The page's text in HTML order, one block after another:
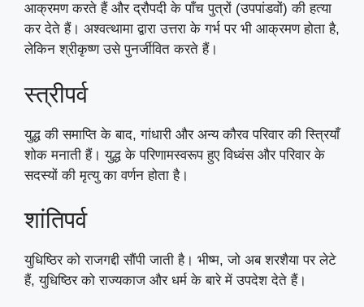
आक्रमण करते हैं और द्रौपदी के पाँच पुत्रों (उपपांडवों) की हत्या
कर देते हैं। अश्वत्थामा द्वारा उत्तरा के गर्भ पर भी आक्रमण होता है,
लेकिन श्रीकृष्ण उसे पुनर्जीवित करते हैं।
स्त्रीपर्व
युद्ध की समाप्ति के बाद, गांधारी और अन्य कौरव परिवार की स्त्रियाँ
शोक मनाती हैं। युद्ध के परिणामस्वरूप हुए विध्वंस और परिवार के
सदस्यों की मृत्यु का वर्णन होता है।
शांतिपर्व
युधिष्ठिर को राजगद्दी सौंपी जाती है। भीष्म, जो अब शरशैया पर लेटे
हैं, युधिष्ठिर को राज्यकाज और धर्म के बारे में उपदेश देते हैं।